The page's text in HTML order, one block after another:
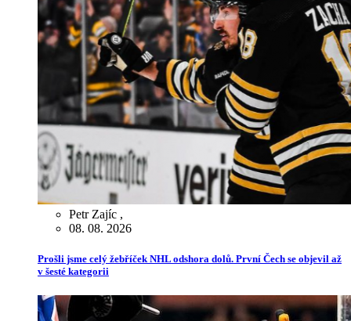
Petr Zajíc ,
08. 08. 2026
Prošli jsme celý žebříček NHL odshora dolů. První Čech se objevil až
v šesté kategorii